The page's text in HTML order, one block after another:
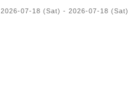
2026-07-18 (Sat) - 2026-07-18 (Sat)